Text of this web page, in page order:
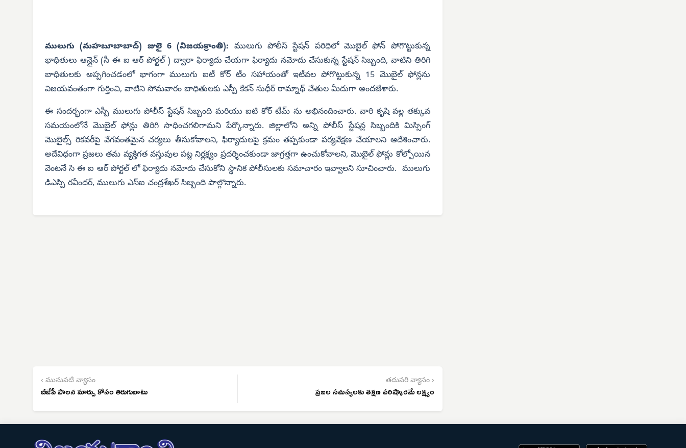
ములుగు (మహబూబాబాద్) జులై 6 (విజయక్రాంతి): ములుగు పోలీస్ స్టేషన్ పరిధిలో మొబైల్ ఫోన్ పోగొట్టుకున్న
భాధితులు ఆన్లైన్ (సీ ఈ ఐ ఆర్ పోర్టల్ ) ద్వారా ఫిర్యాదు చేయగా ఫిర్యాదు నమోదు చేసుకున్న స్టేషన్ సిబ్బంది, వాటిని తిరిగి
బాధితులకు అప్పగించడంలో భాగంగా ములుగు ఐటీ కోర్ టీం సహాయంతో ఇటీవల పోగొట్టుకున్న 15 మొబైల్ ఫోన్లను
విజయవంతంగా గుర్తించి, వాటిని సోమవారం బాధితులకు ఎస్పీ కేకన్ సుధీర్ రామ్నాథ్ చేతుల మీదుగా అందజేశారు.
ఈ సందర్భంగా ఎస్పీ ములుగు పోలీస్ స్టేషన్ సిబ్బంది మరియు ఐటి కోర్ టీమ్ ను అభినందించారు. వారి కృషి వల్ల తక్కువ
సమయంలోనే మొబైల్ ఫోన్లు తిరిగి సాధించగలిగామని పేర్కొన్నారు. జిల్లాలోని అన్ని పోలీస్ స్టేషన్ల సిబ్బందికి మిస్సింగ్
మొబైల్స్ రికవరీపై వేగవంతమైన చర్యలు తీసుకోవాలని, ఫిర్యాదులపై క్రమం తప్పకుండా పర్యవేక్షణ చేయాలని ఆదేశించారు.
అదేవిధంగా ప్రజలు తమ వ్యక్తిగత వస్తువుల పట్ల నిర్లక్ష్యం ప్రదర్శించకుండా జాగ్రత్తగా ఉంచుకోవాలని, మొబైల్ ఫోన్లు కోల్పోయిన
వెంటనే సి ఈ ఐ ఆర్ పోర్టల్ లో ఫిర్యాదు నమోదు చేసుకోని స్థానిక పోలీసులకు సమాచారం ఇవ్వాలని సూచించారు. ములుగు
డిఎస్పి రవీందర్, ములుగు ఎస్‌ఐ చంద్రశేఖర్ సిబ్బంది పాల్గొన్నారు.
‹ మునుపటి వ్యాసం
బీజేపీ పాలన మార్పు కోసం తిరుగుబాటు
తదుపరి వ్యాసం ›
ప్రజల సమస్యలకు తక్షణ పరిష్కారమే లక్ష్యం